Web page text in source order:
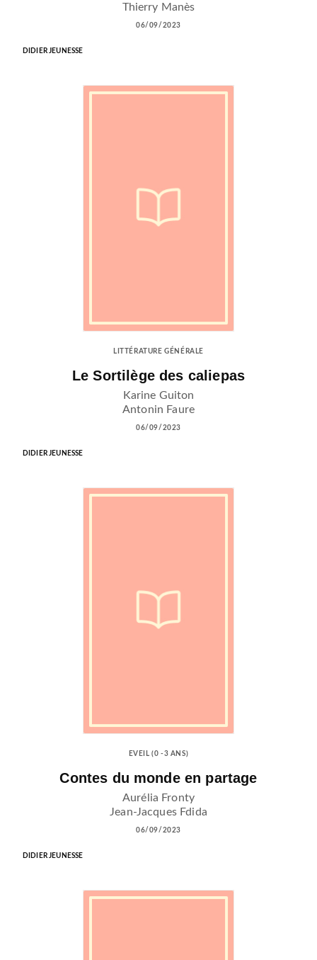
Thierry Manès
06/09/2023
DIDIER JEUNESSE
LITTÉRATURE GÉNÉRALE
Le Sortilège des caliepas
Karine Guiton
Antonin Faure
06/09/2023
DIDIER JEUNESSE
EVEIL (0 -3 ANS)
Contes du monde en partage
Aurélia Fronty
Jean-Jacques Fdida
06/09/2023
DIDIER JEUNESSE